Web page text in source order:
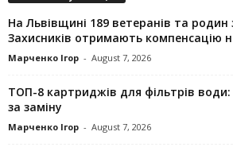
На Львівщині 189 ветеранів та родин
Захисників отримають компенсацію
Марченко Ігор - August 7, 2026
ТОП-8 картриджів для фільтрів
за заміну
Марченко Ігор - August 7, 2026